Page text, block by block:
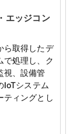
エッジコン
ら取得したデ
で処理し、ク
視、設備管
IoTシステム
ティングとし